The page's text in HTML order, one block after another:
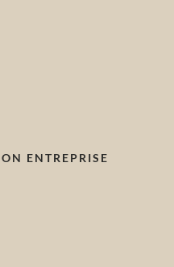
ENTREPRISE